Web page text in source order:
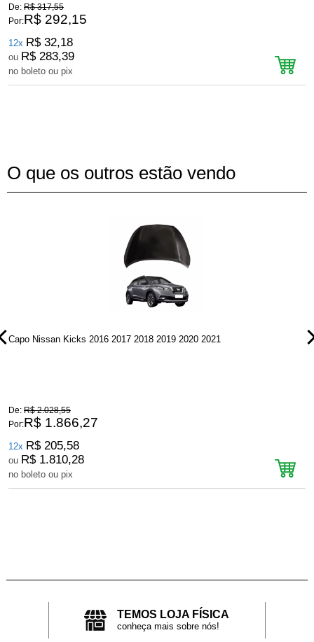
De: R$ 317,55
Por:R$ 292,15
12x R$ 32,18
ou R$ 283,39
no boleto ou pix
O que os outros estão vendo
Capo Nissan Kicks 2016 2017 2018 2019 2020 2021
De: R$ 2.028,55
Por:R$ 1.866,27
12x R$ 205,58
ou R$ 1.810,28
no boleto ou pix
TEMOS LOJA FÍSICA
conheça mais sobre nós!